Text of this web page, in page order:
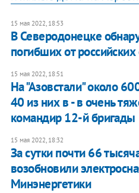
15 мая 2022, 18:53
В Северодонецке
погибших от
15 мая 2022, 18:51
На "Азовстали" около
40 из них в - в очень
командир 12-й бригады
15 мая 2022, 18:32
За сутки почти 66
возобновили
Минэнергетики